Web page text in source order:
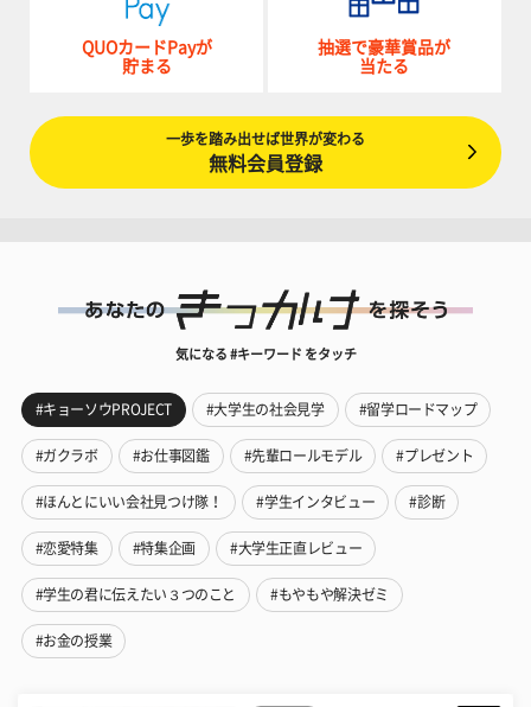
QUOカードPayが
貯まる
抽選で豪華賞品が
当たる
一歩を踏み出せば世界が変わる
無料会員登録
気になる #キーワード をタッチ
#キョーソウPROJECT #大学生の社会見学 #留学ロードマップ
#ガクラボ #お仕事図鑑 #先輩ロールモデル #プレゼント
#ほんとにいい会社見つけ隊！ #学生インタビュー #診断
#恋愛特集 #特集企画 #大学生正直レビュー
#学生の君に伝えたい３つのこと #もやもや解決ゼミ
#お金の授業